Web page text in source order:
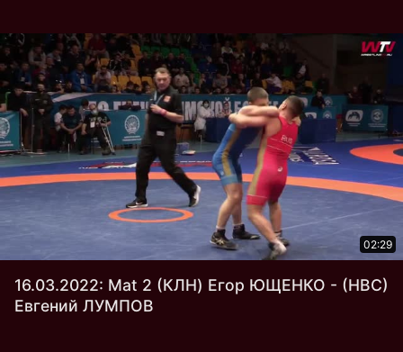
02:29
16.03.2022: Mat 2 (КЛН) Егор ЮЩЕНКО - (НВС)
Евгений ЛУМПОВ